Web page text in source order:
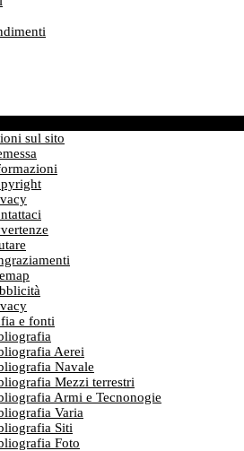
sul sito
e fonti
Aerei
Navale
Mezzi terrestri
Armi e Tecnonogie
Varia
Siti
Foto